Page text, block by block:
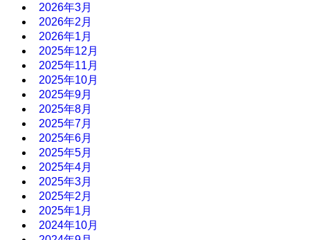
2026年3月
2026年2月
2026年1月
2025年12月
2025年11月
2025年10月
2025年9月
2025年8月
2025年7月
2025年6月
2025年5月
2025年4月
2025年3月
2025年2月
2025年1月
2024年10月